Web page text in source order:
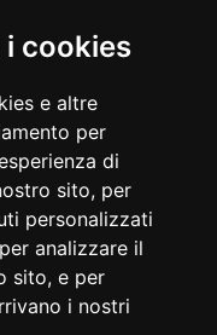
i cookies
e altre
per
di
sito, per
personalizzati
analizzare il
sito, e per
i nostri
:A10840